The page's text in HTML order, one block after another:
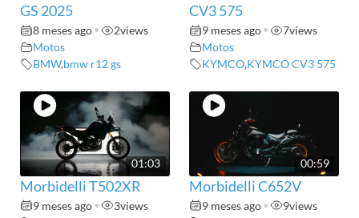
GS 2025
8 meses ago• 2views
Motos
BMW,bmw r12 gs
CV3 575
9 meses ago• 7views
Motos
KYMCO,KYMCO CV3 575
01:03
Morbidelli T502XR
9 meses ago• 3views
00:59
Morbidelli C652V
9 meses ago• 9views